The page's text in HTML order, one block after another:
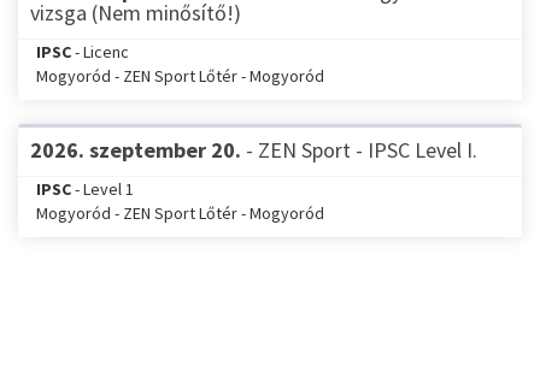
vizsga (Nem minősítő!)
IPSC- Licenc
Mogyoród - ZEN Sport Lőtér - Mogyoród
2026. szeptember 20. - ZEN Sport - IPSC Level I.
IPSC- Level 1
Mogyoród - ZEN Sport Lőtér - Mogyoród